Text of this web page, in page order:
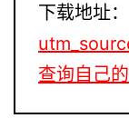
下载地址：
查询自己